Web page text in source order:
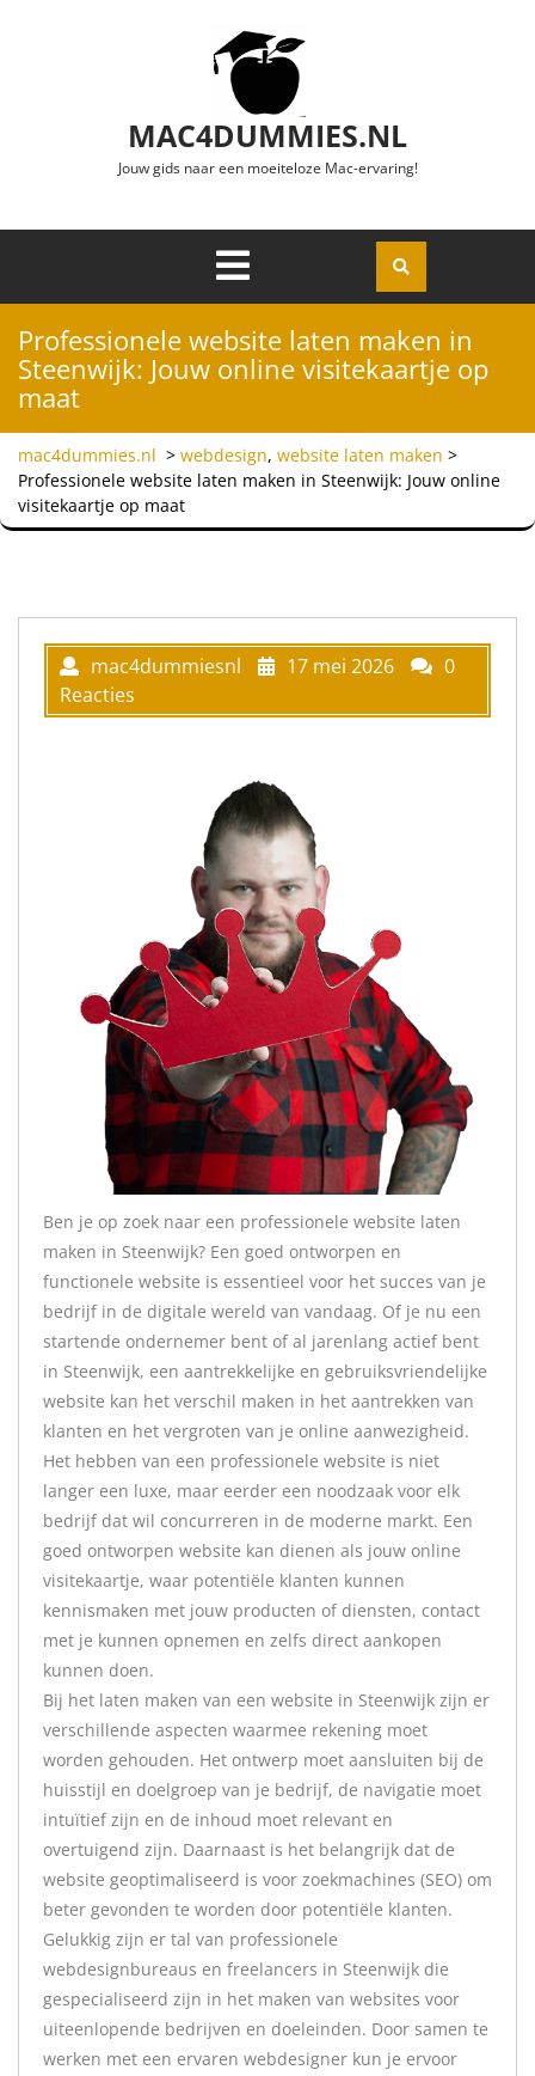
MAC4DUMMIES.NL
Jouw gids naar een moeiteloze Mac-ervaring!
Openen
Professionele website laten maken in
Steenwijk: Jouw online visitekaartje op
maat
mac4dummies.nl > webdesign, website laten maken >
Professionele website laten maken in Steenwijk: Jouw online
visitekaartje op maat
mac4dummiesnl 17 mei 2026
0
Reacties
Ben je op zoek naar een professionele website laten
maken in Steenwijk? Een goed ontworpen en
functionele website is essentieel voor het succes van je
bedrijf in de digitale wereld van vandaag. Of je nu een
startende ondernemer bent of al jarenlang actief bent
in Steenwijk, een aantrekkelijke en gebruiksvriendelijke
website kan het verschil maken in het aantrekken van
klanten en het vergroten van je online aanwezigheid.
Het hebben van een professionele website is niet
langer een luxe, maar eerder een noodzaak voor elk
bedrijf dat wil concurreren in de moderne markt. Een
goed ontworpen website kan dienen als jouw online
visitekaartje, waar potentiële klanten kunnen
kennismaken met jouw producten of diensten, contact
met je kunnen opnemen en zelfs direct aankopen
kunnen doen.
Bij het laten maken van een website in Steenwijk zijn er
verschillende aspecten waarmee rekening moet
worden gehouden. Het ontwerp moet aansluiten bij de
huisstijl en doelgroep van je bedrijf, de navigatie moet
intuïtief zijn en de inhoud moet relevant en
overtuigend zijn. Daarnaast is het belangrijk dat de
website geoptimaliseerd is voor zoekmachines (SEO) om
beter gevonden te worden door potentiële klanten.
Gelukkig zijn er tal van professionele
webdesignbureaus en freelancers in Steenwijk die
gespecialiseerd zijn in het maken van websites voor
uiteenlopende bedrijven en doeleinden. Door samen te
werken met een ervaren webdesigner kun je ervoor